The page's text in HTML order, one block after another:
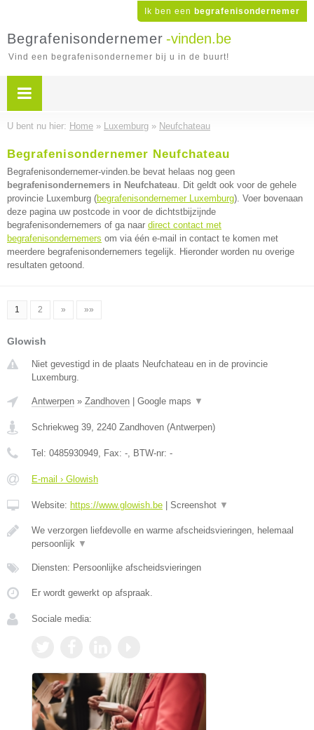
Ik ben een begrafenisondernemer
Begrafenisondernemer -vinden.be
Vind een begrafenisondernemer bij u in de buurt!
U bent nu hier: Home » Luxemburg » Neufchateau
Begrafenisondernemer Neufchateau
Begrafenisondernemer-vinden.be bevat helaas nog geen
begrafenisondernemers in Neufchateau. Dit geldt ook voor de gehele
provincie Luxemburg (begrafenisondernemer Luxemburg). Voer bovenaan
deze pagina uw postcode in voor de dichtstbijzijnde
begrafenisondernemers of ga naar direct contact met
begrafenisondernemers om via één e-mail in contact te komen met
meerdere begrafenisondernemers tegelijk. Hieronder worden nu overige
resultaten getoond.
1 2 » »»
Glowish
Niet gevestigd in de plaats Neufchateau en in de provincie
Luxemburg.
Antwerpen » Zandhoven Google maps ▼
Schriekweg 39, 2240 Zandhoven (Antwerpen)
Tel: 0485930949, Fax: -, BTW-nr: -
E-mail › Glowish
Website: https://www.glowish.be Screenshot ▼
We verzorgen liefdevolle en warme afscheidsvieringen, helemaal
persoonlijk ▼
Diensten: Persoonlijke afscheidsvieringen
Er wordt gewerkt op afspraak.
Sociale media: